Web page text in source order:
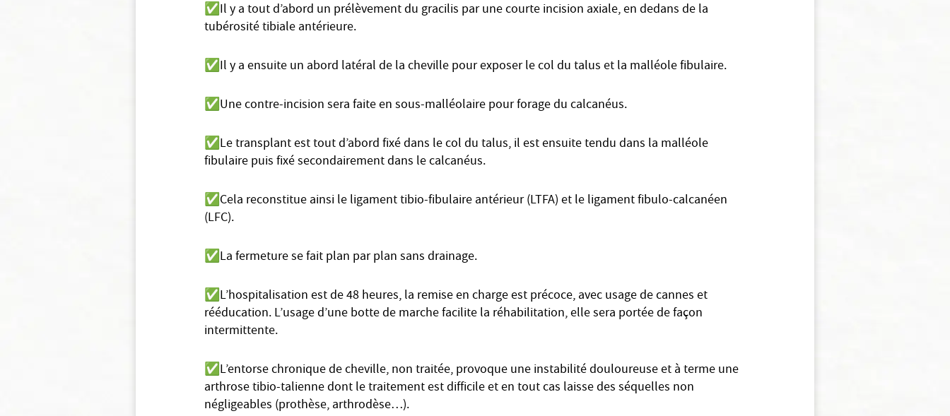
✅Il y a tout d’abord un prélèvement du gracilis par une courte incision axiale, en dedans de la
tubérosité tibiale antérieure.
✅Il y a ensuite un abord latéral de la cheville pour exposer le col du talus et la malléole fibulaire.
✅Une contre-incision sera faite en sous-malléolaire pour forage du calcanéus.
✅Le transplant est tout d’abord fixé dans le col du talus, il est ensuite tendu dans la malléole
fibulaire puis fixé secondairement dans le calcanéus.
✅Cela reconstitue ainsi le ligament tibio-fibulaire antérieur (LTFA) et le ligament fibulo-calcanéen
(LFC).
✅La fermeture se fait plan par plan sans drainage.
✅L’hospitalisation est de 48 heures, la remise en charge est précoce, avec usage de cannes et
rééducation. L’usage d’une botte de marche facilite la réhabilitation, elle sera portée de façon
intermittente.
✅L’entorse chronique de cheville, non traitée, provoque une instabilité douloureuse et à terme une
arthrose tibio-talienne dont le traitement est difficile et en tout cas laisse des séquelles non
négligeables (prothèse, arthrodèse…).